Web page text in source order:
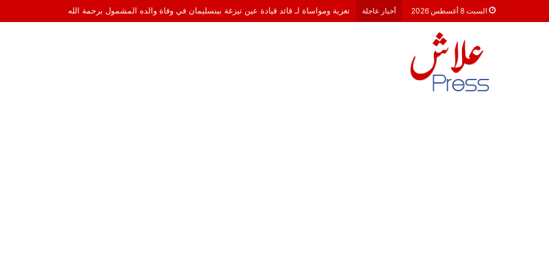
السبت 8 أغسطس 2026 أخبار عاجلة هشام جناح: من تألق الكاميرا الخفية إلى قيادة السهرات الفنية في الهواء الطلق